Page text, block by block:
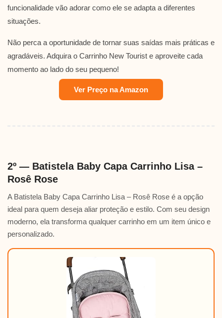
funcionalidade vão adorar como ele se adapta a diferentes
situações.
Não perca a oportunidade de tornar suas saídas mais práticas e
agradáveis. Adquira o Carrinho New Tourist e aproveite cada
momento ao lado do seu pequeno!
Ver Preço na Amazon
2º — Batistela Baby Capa Carrinho Lisa –
Rosê Rose
A Batistela Baby Capa Carrinho Lisa – Rosê Rose é a opção
ideal para quem deseja aliar proteção e estilo. Com seu design
moderno, ela transforma qualquer carrinho em um item único e
personalizado.